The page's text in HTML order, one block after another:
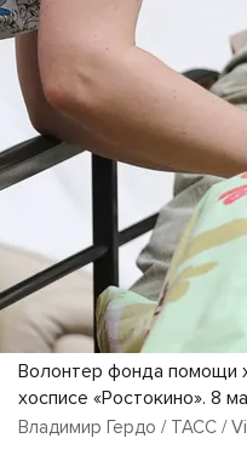
Волонтер фонда помощи
хосписе «Ростокино». 8
Владимир Гердо / ТАСС /